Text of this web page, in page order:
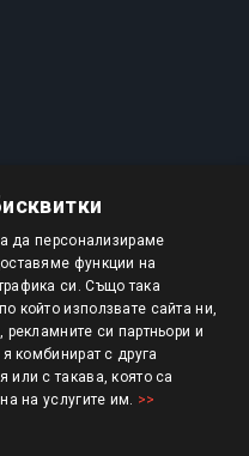
АБОНИРАНЕ
да персонализираме
функции на
си. Също така
който използвате сайта ни,
си партньори и
комбинират с друга
с такава, която са
на услугите им. >>